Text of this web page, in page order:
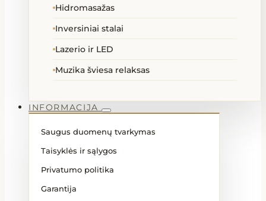
Hidromasažas
Inversiniai stalai
Lazerio ir LED
Muzika šviesa relaksas
INFORMACIJA
Saugus duomenų tvarkymas
Taisyklės ir sąlygos
Privatumo politika
Garantija